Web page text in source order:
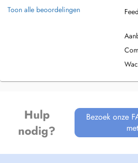
Weiterbildungen, einer leitliniengerechten
Behandlungsabläufen stelle ich diese
ergänze ich meine Behandlung aufgrund
Frankfurt und teilweise überregional mit
so dass diese zusätzliche optimale
Toon alle beoordelingen
Hulp
nodig?
Bezoek onze